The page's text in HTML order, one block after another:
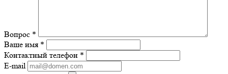
Вопрос *
Ваше имя *
Контактный телефон *
E-mail